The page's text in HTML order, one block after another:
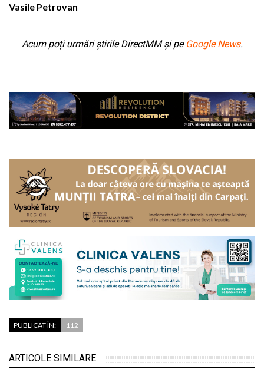
Vasile Petrovan
Acum poți urmări știrile DirectMM și pe Google News.
PUBLICAT ÎN: 112
ARTICOLE SIMILARE